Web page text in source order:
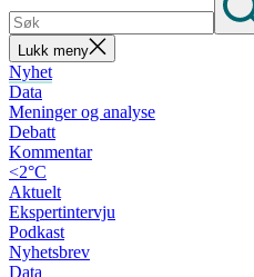
Lukk meny
Nyhet
Data
Meninger og analyse
Debatt
Kommentar
<2°C
Aktuelt
Ekspertintervju
Podkast
Nyhetsbrev
Data